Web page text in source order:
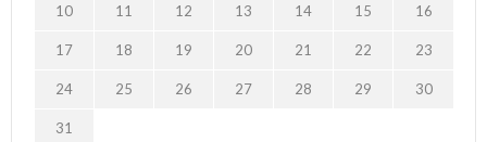
10 11 12 13 14 15 16
17 18 19 20 21 22 23
24 25 26 27 28 29 30
31